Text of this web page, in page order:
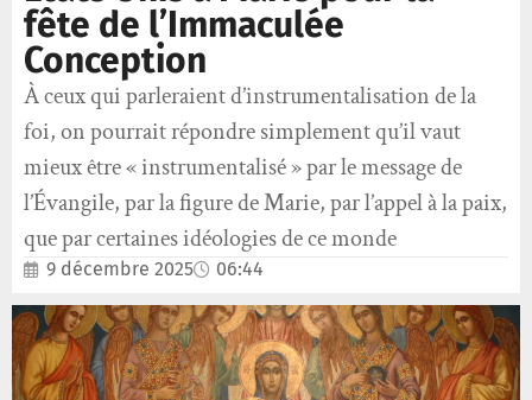
fête de l’Immaculée
Conception
À ceux qui parleraient d’instrumentalisation de la
foi, on pourrait répondre simplement qu’il vaut
mieux être « instrumentalisé » par le message de
l’Évangile, par la figure de Marie, par l’appel à la paix,
que par certaines idéologies de ce monde
9 décembre 2025 06:44